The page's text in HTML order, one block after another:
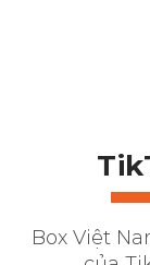
Box Việt